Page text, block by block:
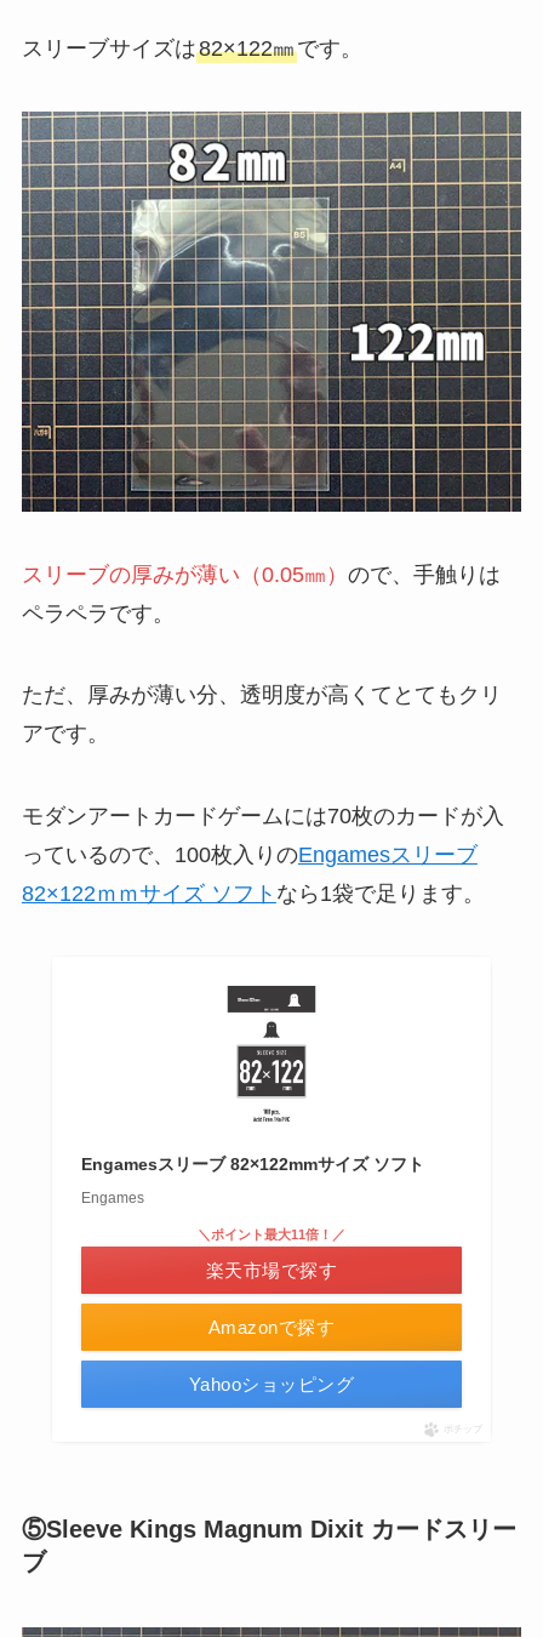
スリーブサイズは82×122㎜です。
スリーブの厚みが薄い（0.05㎜） ので、手触りは
ペラペラです。
ただ、厚みが薄い分、透明度が高くてとてもクリ
アです。
モダンアートカードゲームには70枚のカードが入
っているので、100枚入りのEngamesスリーブ
82×122ｍｍサイズ ソフト なら1袋で足ります。
Engamesスリーブ 82×122mmサイズ ソフト
Engames
Amazonで探す
＼ポイント最大11倍！／
楽天市場で探す
Yahooショッピング
ポチップ
⑤Sleeve Kings Magnum Dixit カードスリー
ブ